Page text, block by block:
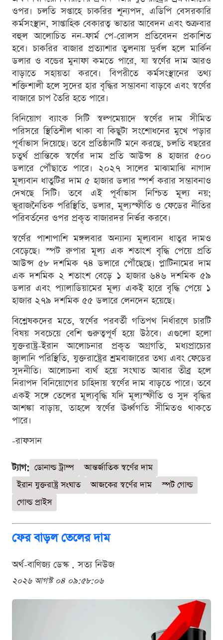
ওপর। চলতি সপ্তাহে চাকরির শূন্যপদ, এডিপি বেসরকারি
কর্মসংস্থান, সাপ্তাহিক বেকারত্ব ভাতার আবেদন এবং শুক্রবার
বহুল আলোচিত নন-ফার্ম পে-রোলস প্রতিবেদন প্রকাশিত
হবে। চাকরির বাজার প্রত্যাশার তুলনায় দুর্বল হলে মার্কিন
ডলার ও বন্ডের মুনাফা কমতে পারে, যা স্বর্ণের দাম আরও
বাড়াতে সহায়তা করবে। বিপরীতে কর্মসংস্থানের তথ্য
শক্তিশালী হলে সুদের হার বৃদ্ধির সম্ভাবনা বাড়বে এবং স্বর্ণের
বাজারে চাপ তৈরি হতে পারে।
বিনিয়োগ ব্যাংক সিটি স্বল্পমেয়াদে স্বর্ণের দাম সীমিত
পরিসরে স্থিতিশীল থাকা বা কিছুটা সংশোধনের মুখে পড়ার
পূর্বাভাস দিয়েছে। তবে প্রতিষ্ঠানটি মনে করছে, চলতি বছরের
চতুর্থ প্রান্তিকে স্বর্ণের দাম প্রতি আউন্স ৪ হাজার ৫০০
ডলারে পৌঁছাতে পারে। ২০২৭ সালের মাঝামাঝি নাগাদ
মূল্যবান ধাতুটির দাম ৫ হাজার ডলার স্পর্শ করার সম্ভাবনাও
দেখছে সিটি। তবে এই পূর্বাভাস নিশ্চিত মূল্য নয়;
ভূরাজনৈতিক পরিস্থিতি, ডলার, মূল্যস্ফীতি ও ফেডের নীতির
পরিবর্তনের ওপর প্রকৃত বাজারদর নির্ভর করবে।
স্বর্ণের পাশাপাশি মঙ্গলবার অন্যান্য মূল্যবান ধাতুর দামও
বেড়েছে। স্পট রুপার মূল্য এক শতাংশ বৃদ্ধি পেয়ে প্রতি
আউন্স ৫৮ দশমিক ৭৪ ডলারে পৌঁছেছে। প্লাটিনামের দাম
এক দশমিক ২ শতাংশ বেড়ে ১ হাজার ৬৪৬ দশমিক ৫৯
ডলার এবং প্যালাডিয়ামের মূল্য একই হারে বৃদ্ধি পেয়ে ১
হাজার ২৭৯ দশমিক ৫৫ ডলারে লেনদেন হয়েছে।
বিশ্লেষকদের মতে, স্বর্ণের পরবর্তী গতিপথ নির্ধারণে চারটি
বিষয় সবচেয়ে বেশি গুরুত্বপূর্ণ হয়ে উঠবে। এগুলো হলো
যুক্তরাষ্ট্র-ইরান আলোচনার প্রকৃত অগ্রগতি, মধ্যপ্রাচ্যের
জ্বালানি পরিস্থিতি, যুক্তরাষ্ট্রের শ্রমবাজারের তথ্য এবং ফেডের
সুদনীতি। আলোচনা ব্যর্থ হয়ে সংঘাত আবার তীব্র হলে
নিরাপদ বিনিয়োগের চাহিদায় স্বর্ণের দাম বাড়তে পারে। তবে
একই সঙ্গে তেলের মূল্যবৃদ্ধি যদি মূল্যস্ফীতি ও সুদ বৃদ্ধির
আশঙ্কা বাড়ায়, তাহলে স্বর্ণের ঊর্ধ্বগতি সীমিতও থাকতে
পারে।
-রাফসান
ট্যাগ: ডোনাল্ড ট্রাম্প
আন্তর্জাতিক স্বর্ণের দাম
ইরান যুক্তরাষ্ট্র সংঘাত
আজকের স্বর্ণের দাম
স্পট গোল্ড
গোল্ড প্রাইস
ফের বাড়ল তেলের দাম
অর্থ-বাণিজ্য ডেস্ক . সত্য নিউজ
২০২৬ আগস্ট ০৪ ০৯:৫৮:০৬